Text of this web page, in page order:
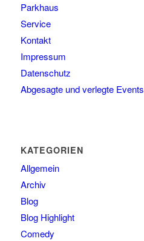
Parkhaus
Service
Kontakt
Impressum
Datenschutz
Abgesagte und verlegte Events
KATEGORIEN
Allgemein
Archiv
Blog
Blog Highlight
Comedy